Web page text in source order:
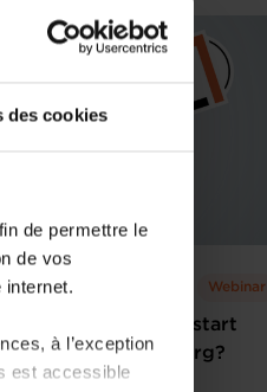
des cookies
de permettre le
de vos
à l’exception
est accessible
Aug 2024 Webinar
Workshop : How to start
in Luxembourg?